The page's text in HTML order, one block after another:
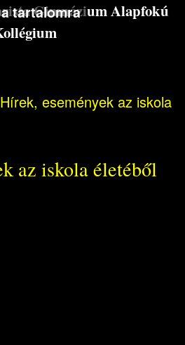
tartalomra
Gimnázium Alapfokú
Hírek, események az iskola
az iskola életéből